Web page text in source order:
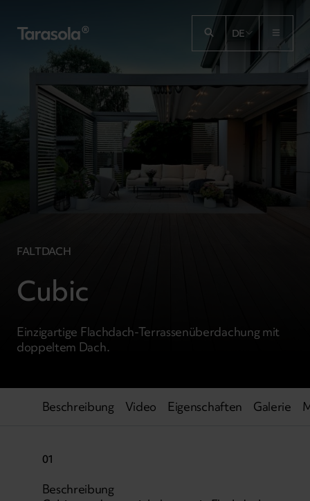
DE
FALTDACH
Cubic
Einzigartige Flachdach-Terrassenüberdachung mit
doppeltem Dach.
Beschreibung Video Eigenschaften Galerie
01
Beschreibung